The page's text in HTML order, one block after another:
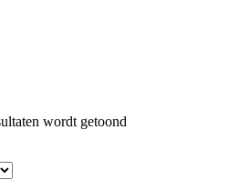
wordt getoond